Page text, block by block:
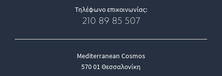
Τηλέφωνο επικοινωνίας:
210 89 85 507
Mediterranean Cosmos
570 01 Θεσσαλονίκη